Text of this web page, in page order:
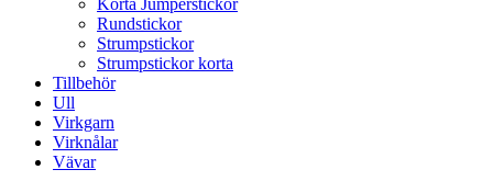
Rundstickor
Strumpstickor
Strumpstickor korta
Tillbehör
Ull
Virkgarn
Virknålar
Vävar